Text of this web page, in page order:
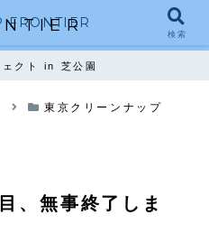
ェクト in 芝公園
東京クリーンナップ
、無事終了しま
FRONTIER
検索